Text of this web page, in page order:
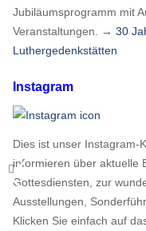
Jubiläumsprogramm mit
Veranstaltungen. → 30
Luthergedenkstätten
Instagram
Dies ist unser Instagram-
informieren über aktuelle
Gottesdiensten, zur
Ausstellungen,
Klicken Sie einfach auf